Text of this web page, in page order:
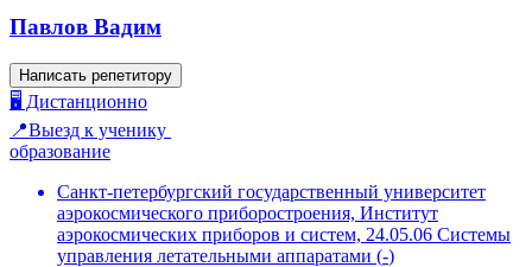
Павлов Вадим
Написать репетитору
🖥️ Дистанционно
📍Выезд к ученику
образование
Санкт-петербургский государственный университет
аэрокосмического приборостроения, Институт
аэрокосмических приборов и систем, 24.05.06 Системы
управления летательными аппаратами (-)